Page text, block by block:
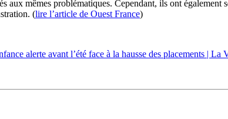
aux mêmes problématiques. Cependant, ils ont
(lire l’article de Ouest France)
alerte avant l’été face à la hausse des placements | La